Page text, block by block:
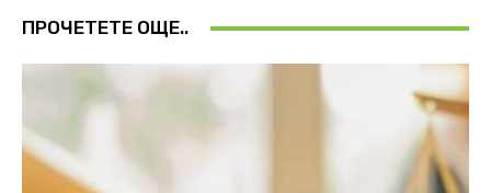
ПРОЧЕТЕТЕ ОЩЕ..